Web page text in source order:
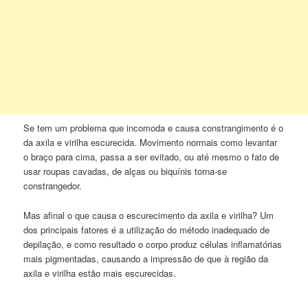
Se tem um problema que incomoda e causa constrangimento é o
da axila e virilha escurecida. Movimento normais como levantar
o braço para cima, passa a ser evitado, ou até mesmo o fato de
usar roupas cavadas, de alças ou biquínis torna-se
constrangedor.
Mas afinal o que causa o escurecimento da axila e virilha? Um
dos principais fatores é a utilização do método inadequado de
depilação, e como resultado o corpo produz células inflamatórias
mais pigmentadas, causando a impressão de que à região da
axila e virilha estão mais escurecidas.